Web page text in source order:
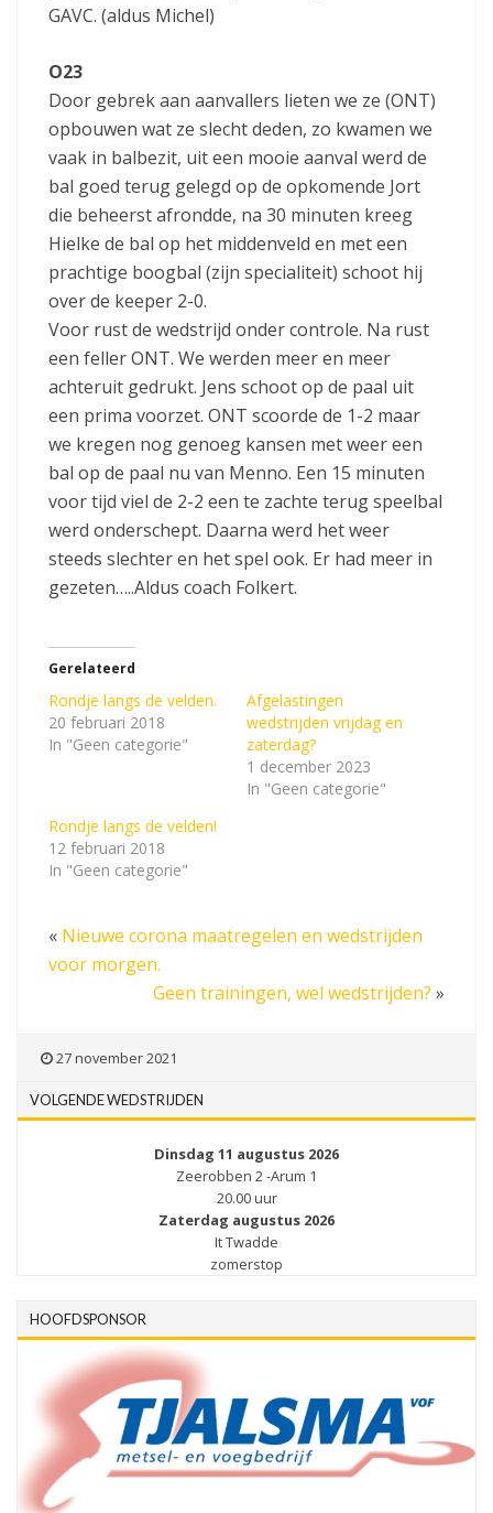
GAVC. (aldus Michel)
O23
Door gebrek aan aanvallers lieten we ze (ONT)
opbouwen wat ze slecht deden, zo kwamen we
vaak in balbezit, uit een mooie aanval werd de
bal goed terug gelegd op de opkomende Jort
die beheerst afrondde, na 30 minuten kreeg
Hielke de bal op het middenveld en met een
prachtige boogbal (zijn specialiteit) schoot hij
over de keeper 2-0.
Voor rust de wedstrijd onder controle. Na rust
een feller ONT. We werden meer en meer
achteruit gedrukt. Jens schoot op de paal uit
een prima voorzet. ONT scoorde de 1-2 maar
we kregen nog genoeg kansen met weer een
bal op de paal nu van Menno. Een 15 minuten
voor tijd viel de 2-2 een te zachte terug speelbal
werd onderschept. Daarna werd het weer
steeds slechter en het spel ook. Er had meer in
gezeten…..Aldus coach Folkert.
Gerelateerd
Rondje langs de velden.
20 februari 2018
In "Geen categorie"
Afgelastingen
wedstrijden vrijdag en
zaterdag?
1 december 2023
In "Geen categorie"
Rondje langs de velden!
12 februari 2018
In "Geen categorie"
« Nieuwe corona maatregelen en wedstrijden
voor morgen.
Geen trainingen, wel wedstrijden? »
27 november 2021
VOLGENDE WEDSTRIJDEN
Dinsdag 11 augustus 2026
Zeerobben 2 -Arum 1
20.00 uur
Zaterdag augustus 2026
It Twadde
zomerstop
HOOFDSPONSOR